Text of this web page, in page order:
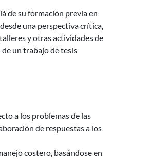
de su formación previa en
una perspectiva crítica,
y otras actividades de
un trabajo de tesis
a los problemas de las
de respuestas a los
costero, basándose en